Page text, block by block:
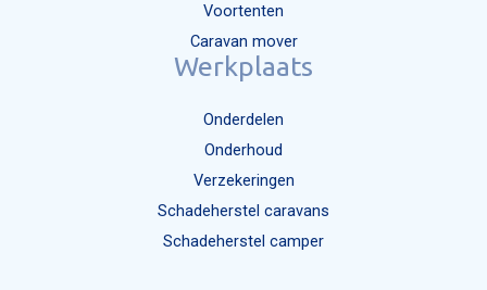
Voortenten
Caravan mover
Werkplaats
Onderdelen
Onderhoud
Verzekeringen
Schadeherstel caravans
Schadeherstel camper